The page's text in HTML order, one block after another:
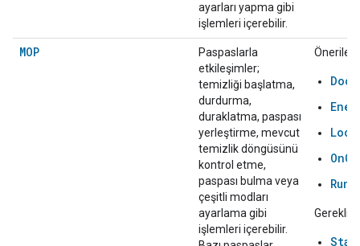
ayarları yapma gibi
işlemleri içerebilir.
MOP
Paspaslarla
etkileşimler;
temizliği başlatma,
durdurma,
duraklatma, paspası
yerleştirme, mevcut
temizlik döngüsünü
kontrol etme,
paspası bulma veya
çeşitli modları
ayarlama gibi
işlemleri içerebilir.
Önerilen:
Dock
Gerekli: